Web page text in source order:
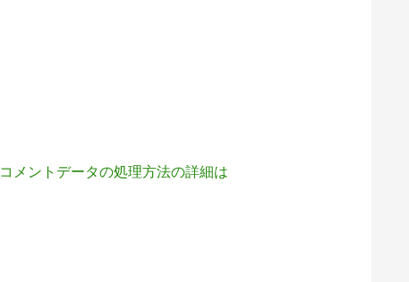
コメントデータの処理方法の詳細は